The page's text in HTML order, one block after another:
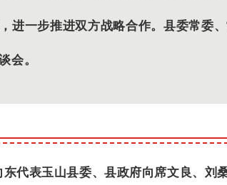
进一步推进双方战略合作。县委常委
会。
东代表玉山县委、县政府向席文良、刘